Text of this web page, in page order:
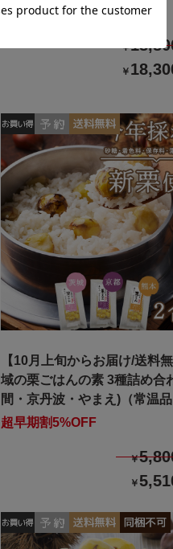
超早期割500円引き
￥
￥
【10月上旬からお届け/送料
域の栗ごはんの素 3種詰め合
間・京丹波・やまえ)（常温
超早期割5%OFF
￥
￥